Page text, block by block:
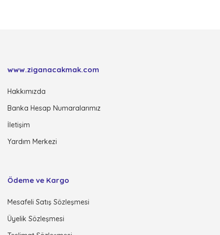
www.ziganacakmak.com
Hakkımızda
Banka Hesap Numaralarımız
İletişim
Yardım Merkezi
Ödeme ve Kargo
Mesafeli Satış Sözleşmesi
Üyelik Sözleşmesi